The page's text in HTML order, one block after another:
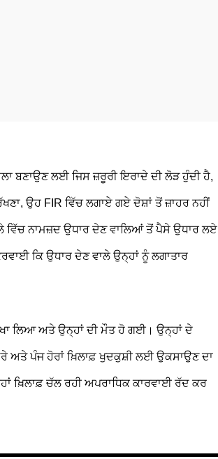
ਬਣਾਉਣ ਲਈ ਜਿਸ ਜ਼ਰੂਰੀ ਇਰਾਦੇ ਦੀ ਲੋੜ ਹੁੰਦੀ ਹੈ,
ਉਹ FIR ਵਿੱਚ ਲਗਾਏ ਗਏ ਦੋਸ਼ਾਂ ਤੋਂ ਜ਼ਾਹਰ ਨਹੀਂ
ਨਾਮਜ਼ਦ ਉਧਾਰ ਦੇਣ ਵਾਲਿਆਂ ਤੋਂ ਪੈਸੇ ਉਧਾਰ ਲਏ
ਕਿ ਉਧਾਰ ਦੇਣ ਵਾਲੇ ਉਨ੍ਹਾਂ ਨੂੰ ਲਗਾਤਾਰ
ਲਿਆ ਅਤੇ ਉਨ੍ਹਾਂ ਦੀ ਮੌਤ ਹੋ ਗਈ। ਉਨ੍ਹਾਂ ਦੇ
ਅਤੇ ਪੰਜ ਹੋਰਾਂ ਖ਼ਿਲਾਫ਼ ਖੁਦਕੁਸ਼ੀ ਲਈ ਉਕਸਾਉਣ ਦਾ
ਖ਼ਿਲਾਫ਼ ਚੱਲ ਰਹੀ ਅਪਰਾਧਿਕ ਕਾਰਵਾਈ ਰੱਦ ਕਰ